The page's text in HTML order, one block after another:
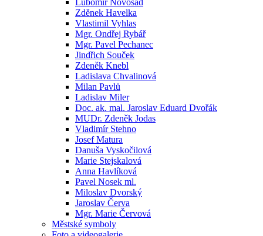
Lubomír Novosád
Zděnek Havelka
Vlastimil Vyhlas
Mgr. Ondřej Rybář
Mgr. Pavel Pechanec
Jindřich Souček
Zdeněk Knebl
Ladislava Chvalinová
Milan Pavlů
Ladislav Miler
Doc. ak. mal. Jaroslav Eduard Dvořák
MUDr. Zdeněk Jodas
Vladimír Stehno
Josef Matura
Danuša Vyskočilová
Marie Stejskalová
Anna Havlíková
Pavel Nosek ml.
Miloslav Dvorský
Jaroslav Červa
Mgr. Marie Červová
Městské symboly